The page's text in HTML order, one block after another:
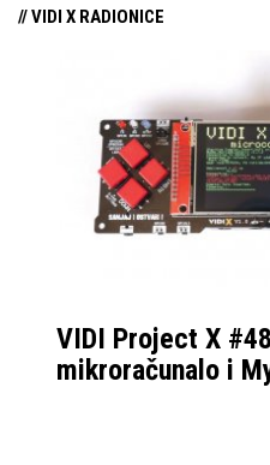
// VIDI X RADIONICE
VIDI Project X
mikroračunalo i